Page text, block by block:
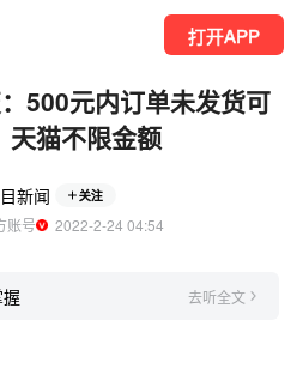
打开APP
500元内订单未发货可
天猫不限金额
新闻 关注
账号
  2022-2-24 04:54
去听全文